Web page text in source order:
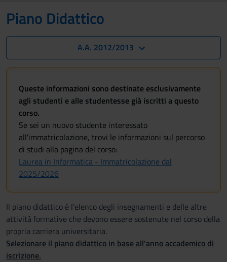
Piano Didattico
A.A. 2012/2013
Queste informazioni sono destinate esclusivamente
agli studenti e alle studentesse già iscritti a questo
corso.
Se sei un nuovo studente interessato
all'immatricolazione, trovi le informazioni sul percorso
di studi alla pagina del corso:
Laurea in Informatica - Immatricolazione dal
2025/2026
Il piano didattico è l'elenco degli insegnamenti e delle altre
attività formative che devono essere sostenute nel corso della
propria carriera universitaria.
Selezionare il piano didattico in base all'anno accademico di
iscrizione.